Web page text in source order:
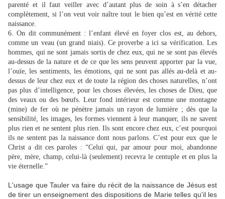
parenté et il faut veiller avec d’autant plus de soin à s’en détacher
complètement, si l’on veut voir naître tout le bien qu’est en vérité cette
naissance.
6. On dit communément : l’enfant élevé en foyer clos est, au dehors,
comme un veau (un grand niais). Ce proverbe a ici sa vérification. Les
hommes, qui ne sont jamais sortis de chez eux, qui ne se sont pas élevés
au-dessus de la nature et de ce que les sens peuvent apporter par la vue,
l’ouïe, les sentiments, les émotions, qui ne sont pas allés au-delà et au-
dessus de leur chez eux et de toute la région des choses naturelles, n’ont
pas plus d’intelligence, pour les choses élevées, les choses de Dieu, que
des veaux ou des bœufs. Leur fond intérieur est comme une montagne
(mine) de fer où ne pénètre jamais un rayon de lumière ; dès que la
sensibilité, les images, les formes viennent à leur manquer, ils ne savent
plus rien et ne sentent plus rien. Ils sont encore chez eux, c’est pourquoi
ils ne sentent pas la naissance dont nous parlons. C’est pour eux que le
Christ a dit ces paroles : “Celui qui, par amour pour moi, abandonne
père, mère, champ, celui-là (seulement) recevra le centuple et en plus la
vie éternelle.”
L'usage que Tauler va faire du récit de la naissance de Jésus est
de tirer un enseignement des dispositions de Marie telles qu'il les